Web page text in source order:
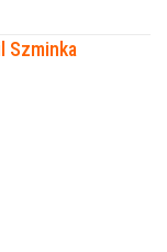
Szminka